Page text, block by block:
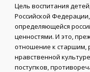
Цель воспитания
Российской
определяющейся
ценностями. И это,
отношение к старшим,
нравственной
поступков,